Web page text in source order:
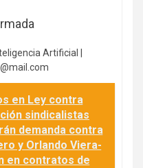
Artificial |
en Ley contra
sindicalistas
demanda contra
y Orlando Viera-
en contratos de